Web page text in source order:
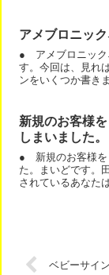
アメブロニッ
● アメブロニック
す。今回は、見れ
ンをいくつか書き
新規のお客様
しまいました。
● 新規のお客様を
た。まいどです。
されているあなた
ベビーサイ